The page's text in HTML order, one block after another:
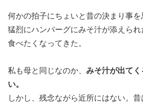
何かの拍子にちょいと昔の決まり事を
猛烈にハンバーグにみそ汁が添えら
食べたくなってきた。
私も母と同じなのか、 みそ汁が出て
い。
しかし、残念ながら近所にはない。